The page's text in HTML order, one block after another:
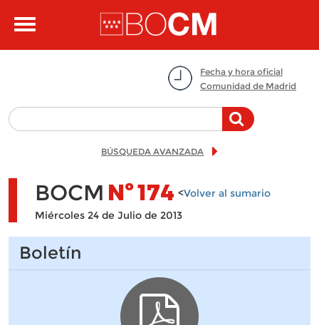
Toggle
Fecha y hora oficial
Comunidad de Madrid
BÚSQUEDA AVANZADA
BOCM Nº174 <Volver al sumario
Miércoles 24 de Julio de 2013
Boletín